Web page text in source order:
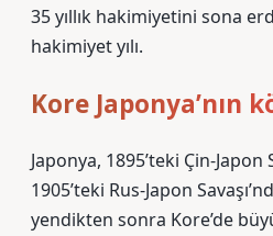
35 yıllık hakimiyetini sona
hakimiyet yılı.
Kore Japonya’nın
Japonya, 1895’teki Çin-Japon
1905’teki Rus-Japon
yendikten sonra Kore’de